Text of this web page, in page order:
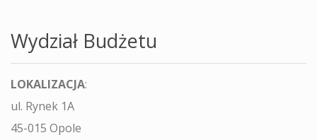
Wydział Budżetu
LOKALIZACJA:
ul. Rynek 1A
45-015 Opole